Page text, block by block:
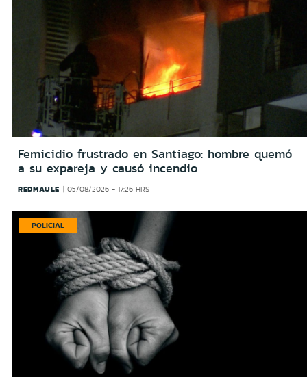
Femicidio frustrado en Santiago: hombre quemó
a su expareja y causó incendio
REDMAULE 05/08/2026 - 17:26 HRS
POLICIAL